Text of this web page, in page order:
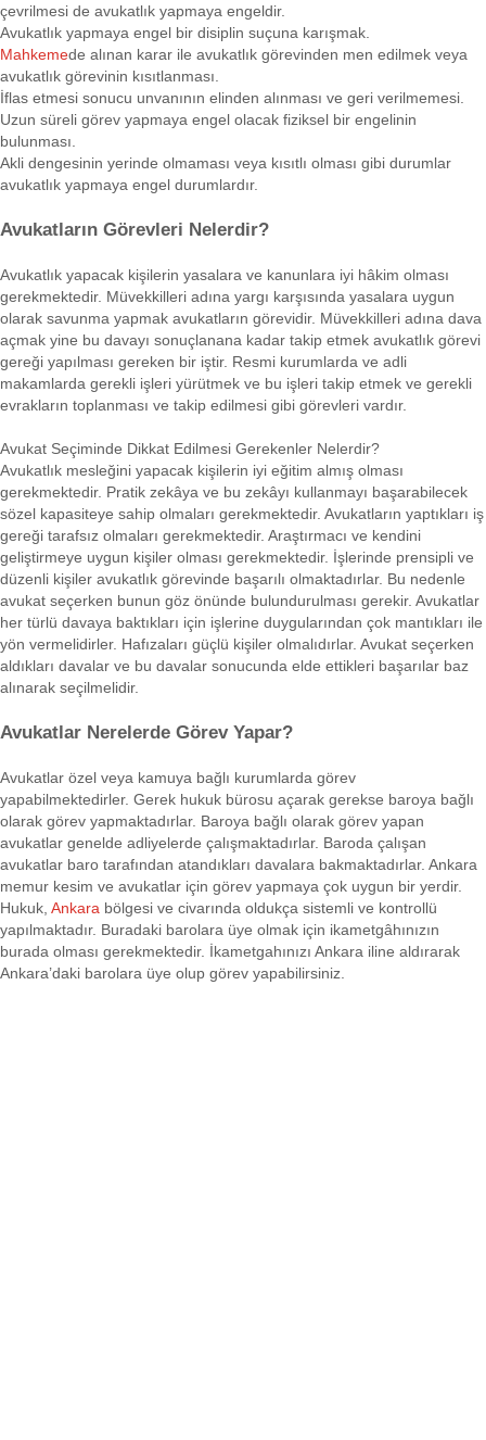
çevrilmesi de avukatlık yapmaya engeldir.
Avukatlık yapmaya engel bir disiplin suçuna karışmak.
Mahkemede alınan karar ile avukatlık görevinden men edilmek veya
avukatlık görevinin kısıtlanması.
İflas etmesi sonucu unvanının elinden alınması ve geri verilmemesi.
Uzun süreli görev yapmaya engel olacak fiziksel bir engelinin
bulunması.
Akli dengesinin yerinde olmaması veya kısıtlı olması gibi durumlar
avukatlık yapmaya engel durumlardır.
Avukatların Görevleri Nelerdir?
Avukatlık yapacak kişilerin yasalara ve kanunlara iyi hâkim olması
gerekmektedir. Müvekkilleri adına yargı karşısında yasalara uygun
olarak savunma yapmak avukatların görevidir. Müvekkilleri adına dava
açmak yine bu davayı sonuçlanana kadar takip etmek avukatlık görevi
gereği yapılması gereken bir iştir. Resmi kurumlarda ve adli
makamlarda gerekli işleri yürütmek ve bu işleri takip etmek ve gerekli
evrakların toplanması ve takip edilmesi gibi görevleri vardır.
Avukat Seçiminde Dikkat Edilmesi Gerekenler Nelerdir?
Avukatlık mesleğini yapacak kişilerin iyi eğitim almış olması
gerekmektedir. Pratik zekâya ve bu zekâyı kullanmayı başarabilecek
sözel kapasiteye sahip olmaları gerekmektedir. Avukatların yaptıkları iş
gereği tarafsız olmaları gerekmektedir. Araştırmacı ve kendini
geliştirmeye uygun kişiler olması gerekmektedir. İşlerinde prensipli ve
düzenli kişiler avukatlık görevinde başarılı olmaktadırlar. Bu nedenle
avukat seçerken bunun göz önünde bulundurulması gerekir. Avukatlar
her türlü davaya baktıkları için işlerine duygularından çok mantıkları ile
yön vermelidirler. Hafızaları güçlü kişiler olmalıdırlar. Avukat seçerken
aldıkları davalar ve bu davalar sonucunda elde ettikleri başarılar baz
alınarak seçilmelidir.
Avukatlar Nerelerde Görev Yapar?
Avukatlar özel veya kamuya bağlı kurumlarda görev
yapabilmektedirler. Gerek hukuk bürosu açarak gerekse baroya bağlı
olarak görev yapmaktadırlar. Baroya bağlı olarak görev yapan
avukatlar genelde adliyelerde çalışmaktadırlar. Baroda çalışan
avukatlar baro tarafından atandıkları davalara bakmaktadırlar. Ankara
memur kesim ve avukatlar için görev yapmaya çok uygun bir yerdir.
Hukuk, Ankara bölgesi ve civarında oldukça sistemli ve kontrollü
yapılmaktadır. Buradaki barolara üye olmak için ikametgâhınızın
burada olması gerekmektedir. İkametgahınızı Ankara iline aldırarak
Ankara’daki barolara üye olup görev yapabilirsiniz.